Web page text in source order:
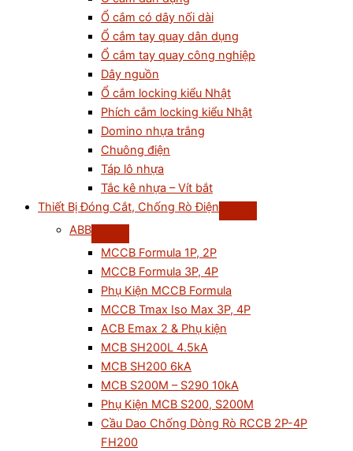
Ổ cắm có dây nối dài
Ổ cắm tay quay dân dụng
Ổ cắm tay quay công nghiệp
Dây nguồn
Ổ cắm locking kiểu Nhật
Phích cắm locking kiểu Nhật
Domino nhựa trắng
Chuông điện
Táp lô nhựa
Tắc kê nhựa – Vít bắt
Thiết Bị Đóng Cắt, Chống Rò Điện
ABB
MCCB Formula 1P, 2P
MCCB Formula 3P, 4P
Phụ Kiện MCCB Formula
MCCB Tmax Iso Max 3P, 4P
ACB Emax 2 & Phụ kiện
MCB SH200L 4.5kA
MCB SH200 6kA
MCB S200M – S290 10kA
Phụ Kiện MCB S200, S200M
Cầu Dao Chống Dòng Rò RCCB 2P-4P
FH200